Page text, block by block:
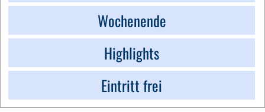
Wochenende
Highlights
Eintritt frei